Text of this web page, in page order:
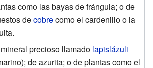
como las bayas de frángula; o de
decobrecomo el cardenillo o la
precioso llamado lapislázuli
de azurita; o de plantas como el